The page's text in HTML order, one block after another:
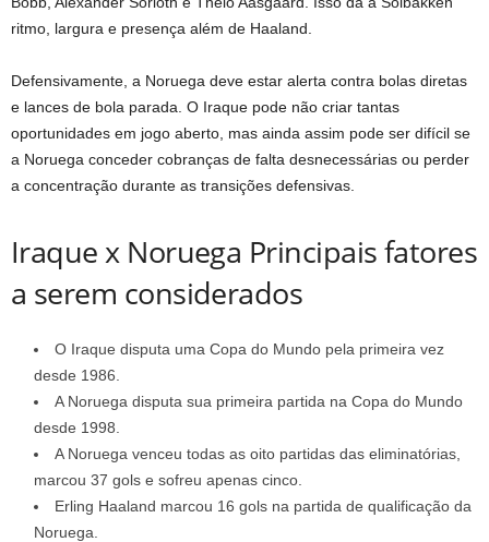
ritmo, largura e presença além de Haaland.
Defensivamente, a Noruega deve estar alerta contra bolas diretas
e lances de bola parada. O Iraque pode não criar tantas
oportunidades em jogo aberto, mas ainda assim pode ser difícil se
a Noruega conceder cobranças de falta desnecessárias ou perder
a concentração durante as transições defensivas.
Iraque x Noruega Principais fatores
a serem considerados
O Iraque disputa uma Copa do Mundo pela primeira vez
desde 1986.
A Noruega disputa sua primeira partida na Copa do Mundo
desde 1998.
A Noruega venceu todas as oito partidas das eliminatórias,
marcou 37 gols e sofreu apenas cinco.
Erling Haaland marcou 16 gols na partida de qualificação da
Noruega.